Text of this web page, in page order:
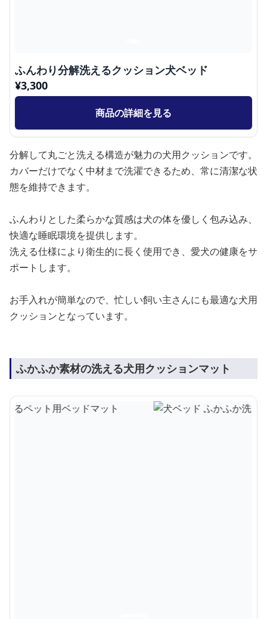
ふんわり分解洗えるクッション犬ベッド
¥3,300
商品の詳細を見る
分解して丸ごと洗える構造が魅力の犬用クッションです。
カバーだけでなく中材まで洗濯できるため、常に清潔な状
態を維持できます。
ふんわりとした柔らかな質感は犬の体を優しく包み込み、
快適な睡眠環境を提供します。
洗える仕様により衛生的に長く使用でき、愛犬の健康をサ
ポートします。
お手入れが簡単なので、忙しい飼い主さんにも最適な犬用
クッションとなっています。
ふかふか素材の洗える犬用クッションマット